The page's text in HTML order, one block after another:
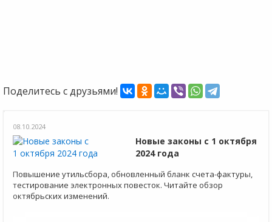
Поделитесь с друзьями!
08.10.2024
Новые законы с 1 октября
2024 года
Повышение утильсбора, обновленный бланк счета-фактуры,
тестирование электронных повесток. Читайте обзор
октябрьских изменений.